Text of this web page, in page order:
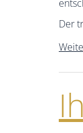
Der